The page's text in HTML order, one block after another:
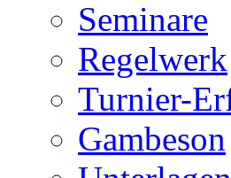
Seminare
Regelwerk
Turnier-
Gambeson